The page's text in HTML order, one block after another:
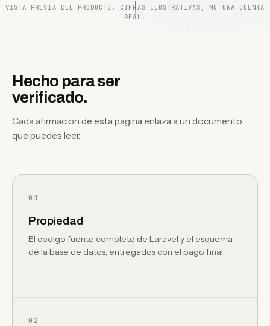
VISTA PREVIA DEL PRODUCTO. CIFRAS ILUSTRATIVAS, NO UNA CUENTA
REAL.
Hecho para ser
verificado.
Cada afirmacion de esta pagina enlaza a un documento
que puedes leer.
01
Propiedad
El codigo fuente completo de Laravel y el esquema
de la base de datos, entregados con el pago final.
02